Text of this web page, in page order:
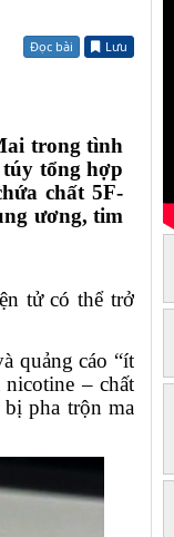
Đọc bài Lưu
trong tình
túy tổng hợp
chất 5F-
ương, tim
tử có thể trở
quảng cáo “ít
– chất
pha trộn ma